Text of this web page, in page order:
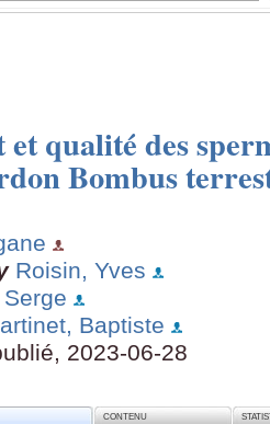
qualité des
Bombus
Roisin, Yves
Baptiste
2023-06-28
CONTENU